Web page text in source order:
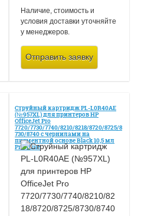
Наличие, стоимость и
условия доставки уточняйте
у менеджеров.
Отправить заявку
Струйный картридж PL-L0R40AE
(№957XL) для принтеров HP
OfficeJet Pro
7720/7730/7740/8210/8218/8720/8725/8
730/8740 с чернилами на
пигментной основе Black 10,5 мл
ProfiLine